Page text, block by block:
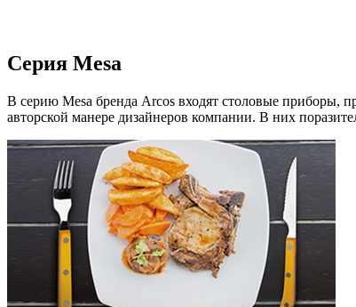
Серия Mesa
В серию Mesa бренда Arcos входят столовые приборы,
авторской манере дизайнеров компании. В них